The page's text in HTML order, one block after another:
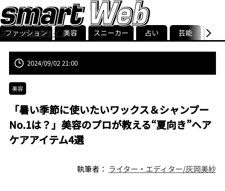
スマート公式サイト
smart最新号
記事一覧ランキング
ストリ
ファッション 美容 スニーカー 占い 芸能 グル
2024/09/02 21:00
美容
「暑い季節に使いたいワックス＆シャンプー
No.1は？」美容のプロが教える“夏向き”ヘア
ケアアイテム4選
執筆者： ライター・エディター/灰岡美紗